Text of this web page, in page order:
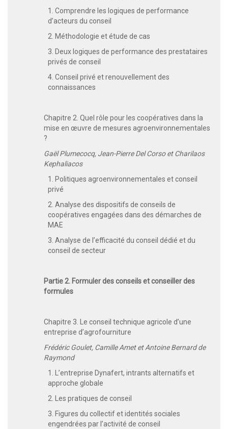
1. Comprendre les logiques de performance
d’acteurs du conseil
2. Méthodologie et étude de cas
3. Deux logiques de performance des prestataires
privés de conseil
4. Conseil privé et renouvellement des
connaissances
Chapitre 2. Quel rôle pour les coopératives dans la
mise en œuvre de mesures agroenvironnementales
?
Gaël Plumecocq, Jean-Pierre Del Corso et Charilaos
Kephaliacos
1. Politiques agroenvironnementales et conseil
privé
2. Analyse des dispositifs de conseils de
coopératives engagées dans des démarches de
MAE
3. Analyse de l’efficacité du conseil dédié et du
conseil de secteur
Partie 2. Formuler des conseils et conseiller des
formules
Chapitre 3. Le conseil technique agricole d’une
entreprise d’agrofourniture
Frédéric Goulet, Camille Amet et Antoine Bernard de
Raymond
1. L’entreprise Dynafert, intrants alternatifs et
approche globale
2. Les pratiques de conseil
3. Figures du collectif et identités sociales
engendrées par l’activité de conseil